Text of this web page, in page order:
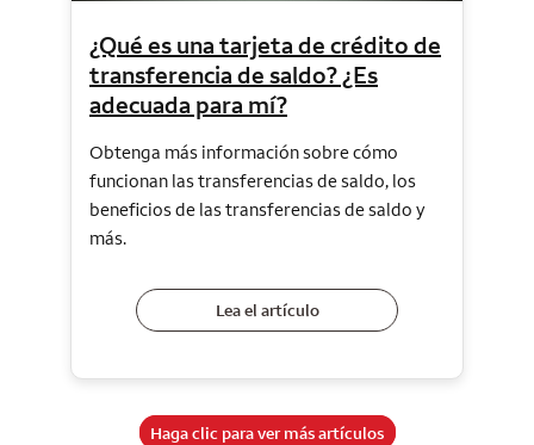
¿Qué es una tarjeta de crédito de
transferencia de saldo? ¿Es
adecuada para mí?
Obtenga más información sobre cómo
funcionan las transferencias de saldo, los
beneficios de las transferencias de saldo y
más.
Lea el artículo
Haga clic para ver más artículos